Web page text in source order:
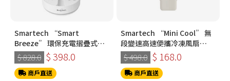
Smartech “Smart
Breeze” 環保充電摺疊式伸
縮搖擺風扇 SF8918
$ 828.0 $ 398.0
商戶直送
Smartech “Mini Cool” 無
段變速高速便攜冷凍風扇
SG3718
$ 498.0 $ 168.0
商戶直送